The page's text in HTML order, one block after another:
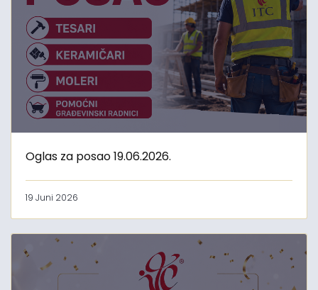
Oglas za posao 19.06.2026.
19 Juni 2026